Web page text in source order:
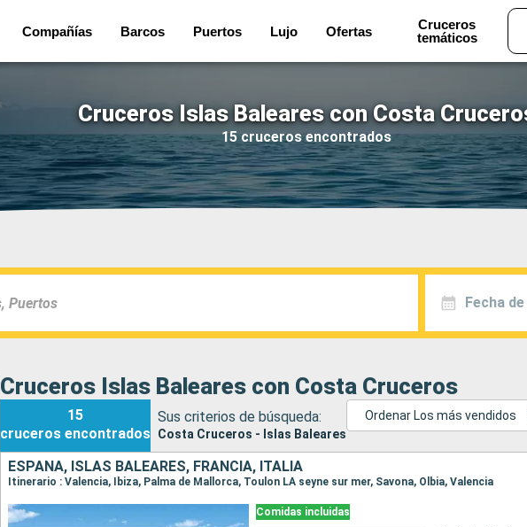
Compañías Barcos Puertos Lujo Ofertas
Cruceros
temáticos
Cruceros Islas Baleares con Costa
15 cruceros encontrados
Fecha
Cruceros Islas Baleares con Costa Cruceros
15
cruceros encontrados
Sus criterios de búsqueda:
Costa Cruceros - Islas Baleares
Ordenar Los más vendidos
ESPAÑA, ISLAS BALEARES, FRANCIA, ITALIA
Itinerario : Valencia, Ibiza, Palma de Mallorca, Toulon LA seyne sur mer, Savona, Olbia, Valencia
Comidas incluidas